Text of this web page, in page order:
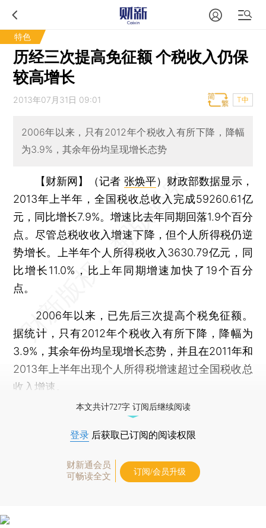
特色
历经三次提高免征额 个税收入仍保
较高增长
2013年07月31日 09:01 T中
2006年以来，只有2012年个税收入有所下降，降幅
为3.9%，其余年份均呈现增长态势
【财新网】（记者 张焕平） 财政部数据显示，
2013年上半年，全国税收总收入完成59260.61亿
元，同比增长7.9%。增速比去年同期回落1.9个百分
点。尽管总税收收入增速下降，但个人所得税仍逆
势增长。上半年个人所得税收入3630.79亿元，同
比增长11.0%，比上年同期增速加快了19个百分
点。
2006年以来，已先后三次提高个税免征额。
据统计，只有2012年个税收入有所下降，降幅为
3.9%，其余年份均呈现增长态势，并且在2011年和
2013年上半年出现个人所得税增速超过全国税收总
收入增速。
本文共计727字 订阅后继续阅读
登录 后获取已订阅的阅读权限
财新通会员
可畅读全文
订阅/会员升级